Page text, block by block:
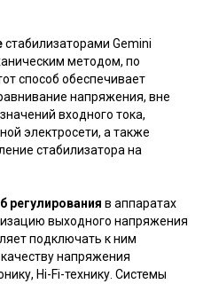
стабилизаторами Gemini
методом, по
способ обеспечивает
напряжения, вне
входного тока,
электросети, а также
стабилизатора на
регулирования в аппаратах
выходного напряжения
подключать к ним
напряжения
Hi-Fi-технику. Системы